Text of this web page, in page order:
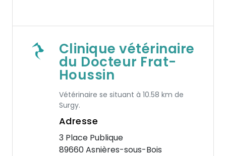
Clinique vétérinaire
du Docteur Frat-
Houssin
Vétérinaire se situant à 10.58 km de
Surgy.
Adresse
3 Place Publique
89660 Asnières-sous-Bois